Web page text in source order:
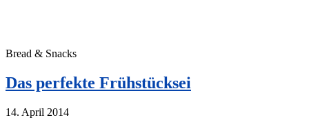
Bread & Snacks
Das perfekte Frühstücksei
14. April 2014